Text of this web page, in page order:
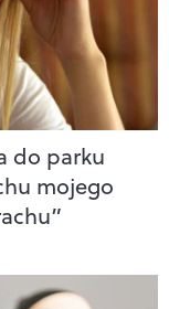
do parku
mojego